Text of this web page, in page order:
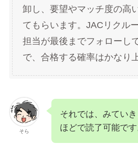
卸し、要望やマッチ度の高
てもらいます。JACリクル
担当が最後までフォローし
で、合格する確率はかなり
そら
それでは、みてい
ほどで読了可能です